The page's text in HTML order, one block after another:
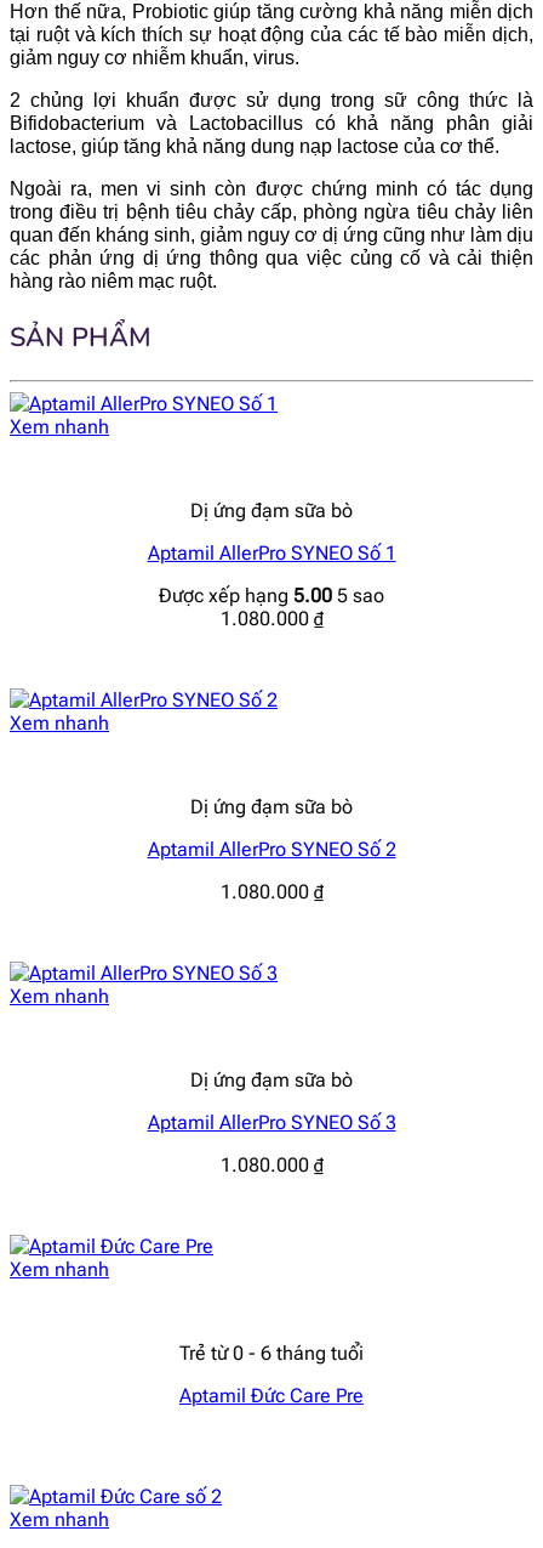
Hơn thế nữa, Probiotic giúp tăng cường khả năng miễn dịch
tại ruột và kích thích sự hoạt động của các tế bào miễn dịch,
giảm nguy cơ nhiễm khuẩn, virus.
2 chủng lợi khuẩn được sử dụng trong sữ công thức là
Bifidobacterium và Lactobacillus có khả năng phân giải
lactose, giúp tăng khả năng dung nạp lactose của cơ thể.
Ngoài ra, men vi sinh còn được chứng minh có tác dụng
trong điều trị bệnh tiêu chảy cấp, phòng ngừa tiêu chảy liên
quan đến kháng sinh, giảm nguy cơ dị ứng cũng như làm dịu
các phản ứng dị ứng thông qua việc củng cố và cải thiện
hàng rào niêm mạc ruột.
SẢN PHẨM
Xem nhanh
Dị ứng đạm sữa bò
Aptamil AllerPro SYNEO Số 1
Được xếp hạng 5.00 5 sao
1.080.000 ₫
Xem nhanh
Dị ứng đạm sữa bò
Aptamil AllerPro SYNEO Số 2
1.080.000 ₫
Xem nhanh
Dị ứng đạm sữa bò
Aptamil AllerPro SYNEO Số 3
1.080.000 ₫
Xem nhanh
Trẻ từ 0 - 6 tháng tuổi
Aptamil Đức Care Pre
Xem nhanh